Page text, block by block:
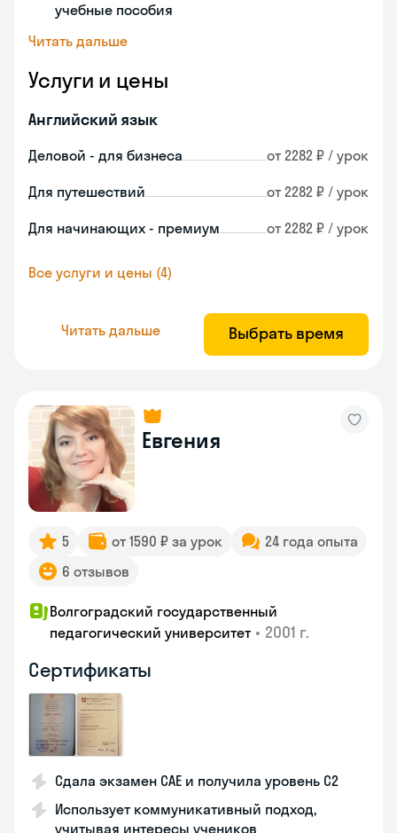
учебные пособия
Читать дальше
Услуги и цены
Английский язык
Деловой - для бизнеса от 2282 ₽ / урок
Для путешествий от 2282 ₽ / урок
Для начинающих - премиум от 2282 ₽ / урок
Все услуги и цены (4)
Читать дальше Выбрать время
Евгения
5 от 1590 ₽ за урок
24 года опыта
6 отзывов
Волгоградский государственный
педагогический университет • 2001 г.
Сертификаты
Сдала экзамен CAE и получила уровень С2
Использует коммуникативный подход,
учитывая интересы учеников